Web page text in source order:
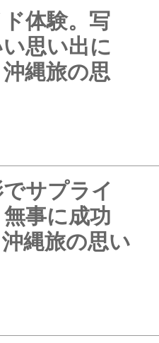
体験。写
思い出に
縄旅の思
サプライ
事に成功
縄旅の思い